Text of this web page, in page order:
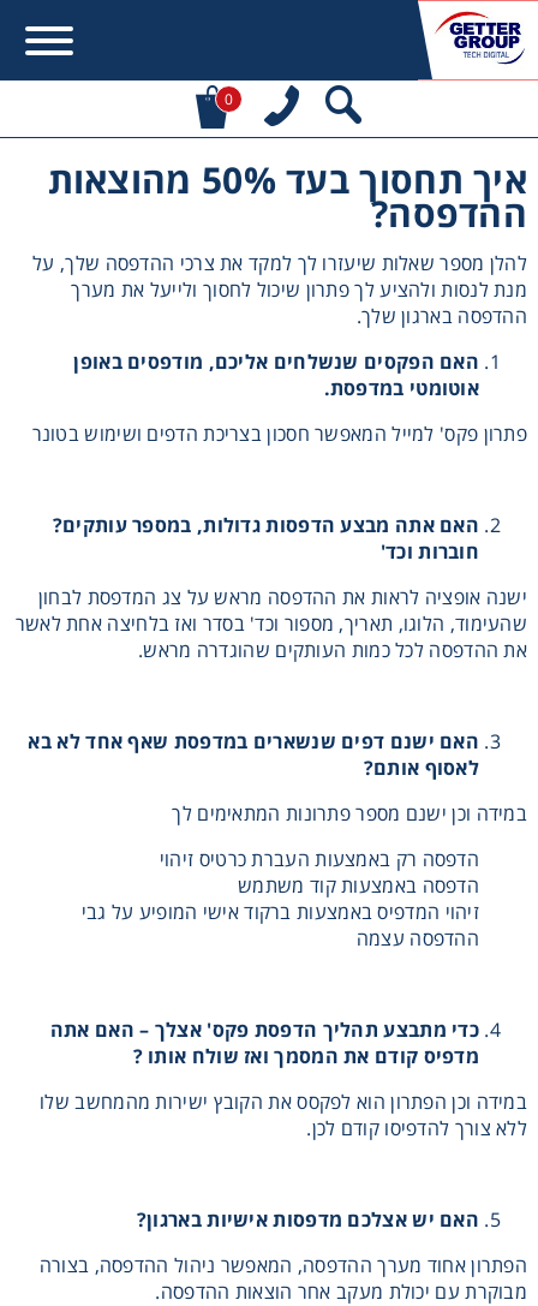
0
איך תחסוך בעד 50% מהוצאות
ההדפסה?
להלן מספר שאלות שיעזרו לך למקד את צרכי ההדפסה שלך, על
מנת לנסות ולהציע לך פתרון שיכול לחסוך ולייעל את מערך
ההדפסה בארגון שלך.
האם הפקסים שנשלחים אליכם, מודפסים באופן
אוטומטי במדפסת.
פתרון פקס' למייל המאפשר חסכון בצריכת הדפים ושימוש בטונר
האם אתה מבצע הדפסות גדולות, במספר עותקים?
חוברות וכד'
ישנה אופציה לראות את ההדפסה מראש על צג המדפסת לבחון
שהעימוד, הלוגו, תאריך, מספור וכד' בסדר ואז בלחיצה אחת לאשר
את ההדפסה לכל כמות העותקים שהוגדרה מראש.
האם ישנם דפים שנשארים במדפסת שאף אחד לא בא
לאסוף אותם?
במידה וכן ישנם מספר פתרונות המתאימים לך
הדפסה רק באמצעות העברת כרטיס זיהוי
הדפסה באמצעות קוד משתמש
זיהוי המדפיס באמצעות ברקוד אישי המופיע על גבי
ההדפסה עצמה
כדי מתבצע תהליך הדפסת פקס' אצלך – האם אתה
מדפיס קודם את המסמך ואז שולח אותו ?
במידה וכן הפתרון הוא לפקסס את הקובץ ישירות מהמחשב שלו
ללא צורך להדפיסו קודם לכן.
האם יש אצלכם מדפסות אישיות בארגון?
הפתרון אחוד מערך ההדפסה, המאפשר ניהול ההדפסה, בצורה
מבוקרת עם יכולת מעקב אחר הוצאות ההדפסה.
מעונין לקבל הצעת מחיר או מידע עבור:
מדפסות משולבות למשרד
מדפסות דיגיטאליות תעשייתיות
פתרונות הדפסה
מכונות שכפול